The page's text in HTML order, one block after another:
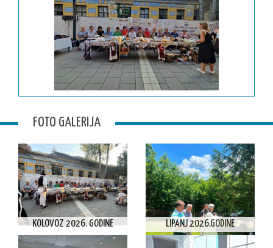
FOTO GALERIJA
KOLOVOZ 2026. GODINE LIPANJ 2026.GODINE